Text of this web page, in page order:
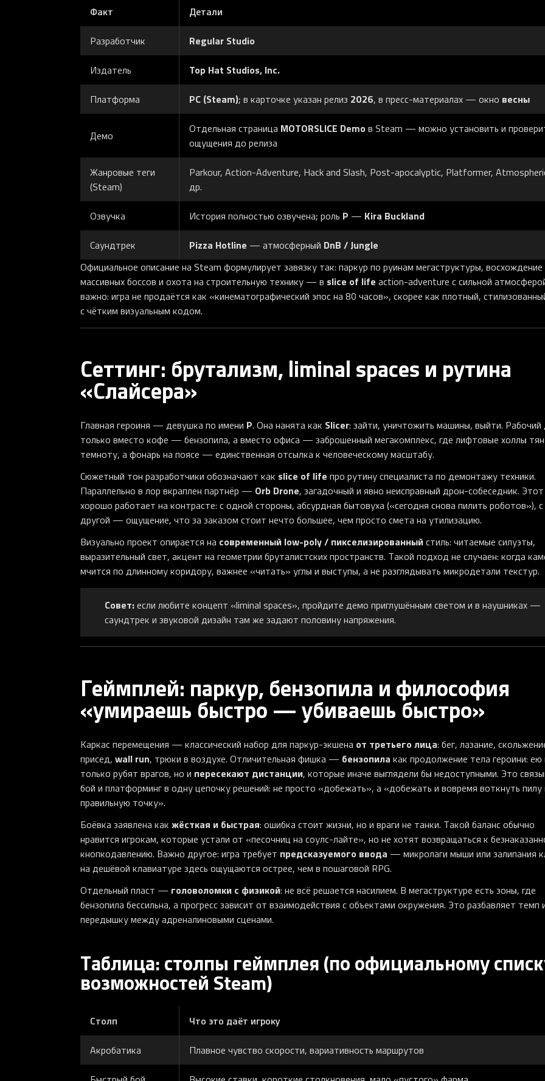
Факт Детали
Разработчик Regular Studio
Издатель Top Hat Studios, Inc.
Платформа PC (Steam); в карточке указан релиз 2026, в пресс-материалах — окно весны
Демо
Отдельная страница MOTORSLICE Demoв Steam — можно установить и
ощущения до релиза
Жанровые теги
(Steam)
Parkour, Action-Adventure, Hack and Slash, Post-apocalyptic, Platformer,
др.
Озвучка История полностью озвучена; роль P — Kira Buckland
Саундтрек Pizza Hotline — атмосферный DnB / Jungle
Официальное описание на Steam формулирует завязку так: паркур по руинам мегаструктуры, восхождение
массивных боссов и охота на строительную технику — в slice of life action-adventure с сильной
важно: игра не продаётся как «кинематографический эпос на 80 часов», скорее как плотный,
с чётким визуальным кодом.
Сеттинг: брутализм, liminal spaces и рутина
«Слайсера»
Главная героиня — девушка по имени P. Она нанята как Slicer: зайти, уничтожить машины, выйти. Рабочий
только вместо кофе — бензопила, а вместо офиса — заброшенный мегакомплекс, где лифтовые холлы
темноту, а фонарь на поясе — единственная отсылка к человеческому масштабу.
Сюжетный тон разработчики обозначают как slice of life про рутину специалиста по демонтажу техники.
Параллельно в лор вкраплен партнёр — Orb Drone, загадочный и явно неисправный дрон-собеседник.
хорошо работает на контрасте: с одной стороны, абсурдная бытовуха («сегодня снова пилить роботов»), с
другой — ощущение, что за заказом стоит нечто большее, чем просто смета на утилизацию.
Визуально проект опирается на современный low-poly / пикселизированныйстиль: читаемые силуэты,
выразительный свет, акцент на геометрии бруталистских пространств. Такой подход не случаен: когда
мчится по длинному коридору, важнее «читать» углы и выступы, а не разглядывать микродетали текстур.
Совет:если любите концепт «liminal spaces», пройдите демо приглушённым светом и в наушниках —
саундтрек и звуковой дизайн там же задают половину напряжения.
Геймплей: паркур, бензопила и философия
«умираешь быстро — убиваешь быстро»
Каркас перемещения — классический набор для паркур-экшена от третьего лица: бег, лазание,
присед, wall run, трюки в воздухе. Отличительная фишка — бензопила как продолжение тела героини: ею
только рубят врагов, но и пересекают дистанции, которые иначе выглядели бы недоступными. Это
бой и платформинг в одну цепочку решений: не просто «добежать», а «добежать и вовремя воткнуть пилу
правильную точку».
Боёвка заявлена как жёсткая и быстрая: ошибка стоит жизни, но и враги не танки. Такой баланс обычно
нравится игрокам, которые устали от «песочниц на соулс-лайте», но не хотят возвращаться к
кнопкодавлению. Важно другое: игра требует предсказуемого ввода — микролаги мыши или залипания
на дешёвой клавиатуре здесь ощущаются острее, чем в пошаговой RPG.
Отдельный пласт — головоломки с физикой: не всё решается насилием. В мегаструктуре есть зоны, где
бензопила бессильна, а прогресс зависит от взаимодействия с объектами окружения. Это разбавляет темп
передышку между адреналиновыми сценами.
Таблица: столпы геймплея (по официальному
возможностей Steam)
Столп Что это даёт игроку
Акробатика Плавное чувство скорости, вариативность маршрутов